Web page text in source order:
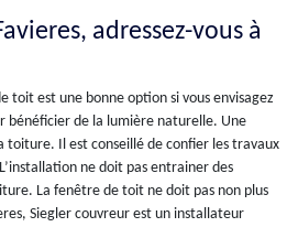
adressez-vous à
toit est une bonne option si vous envisagez
bénéficier de la lumière naturelle. Une
toiture. Il est conseillé de confier les travaux
ne doit pas entrainer des
La fenêtre de toit ne doit pas non plus
Siegler couvreur est un installateur